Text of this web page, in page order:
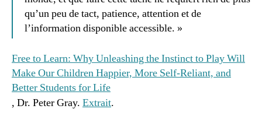
qu’un peu de tact, patience, attention et de
l’information disponible accessible. »
Free to Learn: Why Unleashing the Instinct to Play Will
Make Our Children Happier, More Self-Reliant, and
Better Students for Life
, Dr. Peter Gray. Extrait.